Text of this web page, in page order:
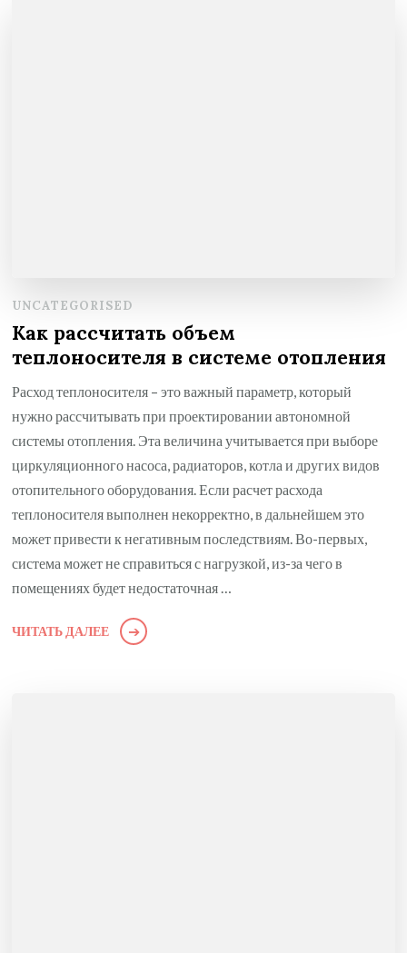
UNCATEGORISED
Как рассчитать объем
теплоносителя в системе отопления
Расход теплоносителя – это важный параметр, который
нужно рассчитывать при проектировании автономной
системы отопления. Эта величина учитывается при выборе
циркуляционного насоса, радиаторов, котла и других видов
отопительного оборудования. Если расчет расхода
теплоносителя выполнен некорректно, в дальнейшем это
может привести к негативным последствиям. Во-первых,
система может не справиться с нагрузкой, из-за чего в
помещениях будет недостаточная …
ЧИТАТЬ ДАЛЕЕ